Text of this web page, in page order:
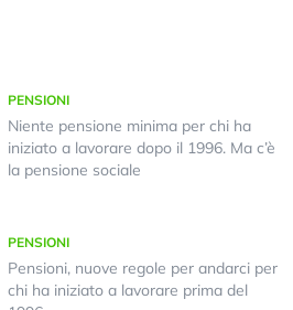
PENSIONI
Niente pensione minima per chi ha
iniziato a lavorare dopo il 1996. Ma c’è
la pensione sociale
PENSIONI
Pensioni, nuove regole per andarci per
chi ha iniziato a lavorare prima del